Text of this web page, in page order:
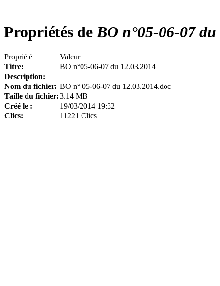
Propriétés deBO n°05-06-07 du
Propriété
Valeur
Titre:
BO n°05-06-07 du 12.03.2014
Description:
Nom du fichier: BO n° 05-06-07 du 12.03.2014.doc
Taille du fichier:3.14 MB
Créé le :
19/03/2014 19:32
Clics:
11221 Clics